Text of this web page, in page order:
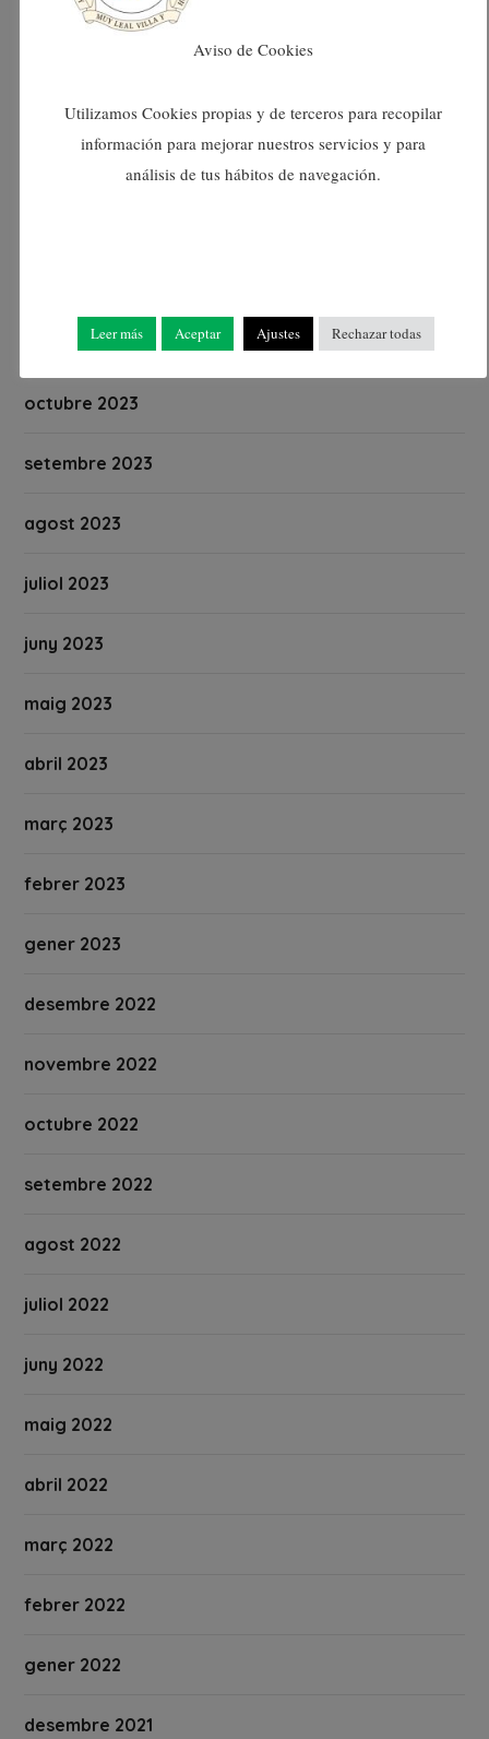
novembre 2023
octubre 2023
setembre 2023
agost 2023
juliol 2023
juny 2023
maig 2023
abril 2023
març 2023
febrer 2023
gener 2023
desembre 2022
novembre 2022
octubre 2022
setembre 2022
agost 2022
juliol 2022
juny 2022
maig 2022
abril 2022
març 2022
febrer 2022
gener 2022
desembre 2021
Aviso de Cookies
Utilizamos Cookies propias y de terceros para recopilar
información para mejorar nuestros servicios y para
análisis de tus hábitos de navegación.
Leer más Aceptar Ajustes Rechazar todas